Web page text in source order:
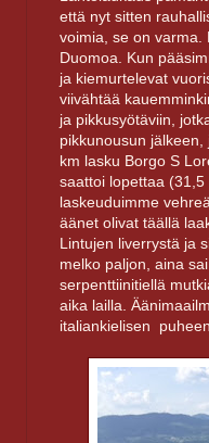
että nyt sitten
voimia, se on varma.
Duomoa. Kun
ja kiemurtelevat
viivähtää
ja pikkusyötäviin,
pikkunousun
km lasku Borgo S
saattoi lopettaa
laskeuduimme
äänet olivat täällä
Lintujen liverrystä ja
melko paljon, aina
serpenttiinitiellä
aika lailla.
italiankielisen